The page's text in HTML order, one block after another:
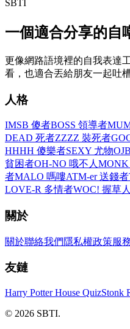
SBTI
一個適合分享的自
更像網路語境裡的自我表達
看，也適合丟給朋友一起吐槽
人格
IMSB 傻者BOSS 領導者
DEAD 死者ZZZZ 裝死者
HHHH 傻樂者SEXY 尤物
貧困者OH-NO 哦不人 MONK
者MALO 嗎嘍ATM-er 送錢者
LOVE-R 多情者WOC! 握草人
關於
關於聯絡我們 隱私權政策服
友鏈
Harry Potter House QuizStonk
© 2026 SBTI.